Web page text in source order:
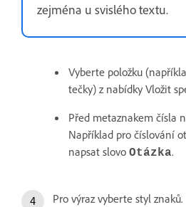
zejména u svislého textu.
Vyberte položku
tečky) z nabídky Vložit
Před metaznakem čísla
Například pro číslování
napsat slovo Otázka.
Pro výraz vyberte styl